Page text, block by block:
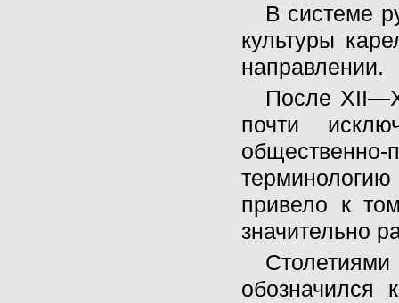
В системе
культуры
направлении.
После
почти
терминологию
привело к
значительно
обозначился